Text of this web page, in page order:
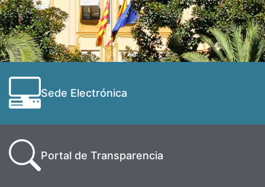
Sede Electrónica
Portal de Transparencia